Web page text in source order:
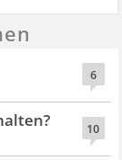
6
10